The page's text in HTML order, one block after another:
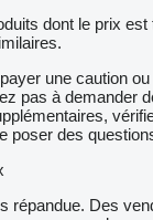
dont le prix est
une caution
pas à demander
poser des
répandue. Des